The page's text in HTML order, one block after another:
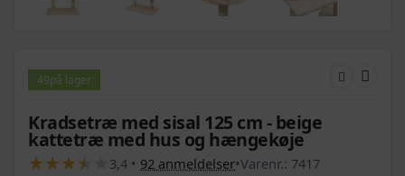
49på lager
Kradsetræ med sisal 125 cm - beige
kattetræ med hus og hængekøje
★
★★
★★
★★
★ 3,4 • 92 anmeldelser•Varenr.: 7417